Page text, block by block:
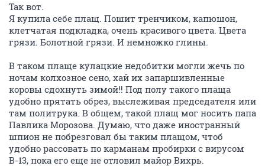
Так вот.
Я купила себе плащ. Пошит тренчиком, капюшон,
клетчатая подкладка, очень красивого цвета. Цвета
грязи. Болотной грязи. И немножко глины.
В таком плаще кулацкие недобитки могли жечь по
ночам колхозное сено, хай их запаршивленные
коровы сдохнуть зимой!! Под полу такого плаща
удобно прятать обрез, выслеживая председателя или
там политрука. В общем, такой плащ мог носить папа
Павлика Морозова. Думаю, что даже иностранный
шпион не побрезговал бы таким плащом, чтоб
удобно рассовать по карманам пробирки с вирусом
В-13, пока его еще не отловил майор Вихрь.